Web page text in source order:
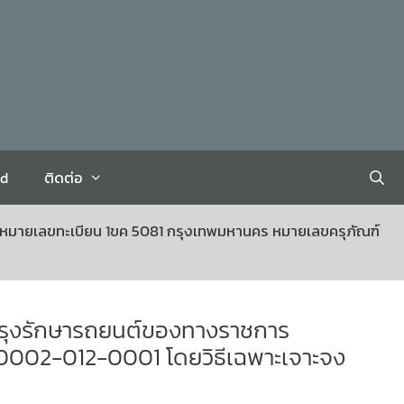
ติดต่อ
ายเลขทะเบียน 1ขค 5081 กรุงเทพมหานคร หมายเลขครุภัณฑ์
งรักษารถยนต์ของทางราชการ
012-0001 โดยวิธีเฉพาะเจาะจง